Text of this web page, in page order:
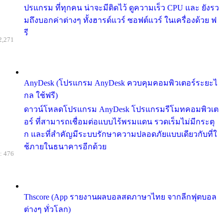
ปรแกรม ที่ทุกคน น่าจะมีติดไว้ ดูความเร็ว CPU และ ยังรว
มถึงบอกค่าต่างๆ ทั้งฮารด์แวร์ ซอฟต์แวร์ ในเครื่องด้วย ฟ
รี
AnyDesk (โปรแกรม AnyDesk ควบคุมคอมพิวเตอร์ระยะไ
กล ใช้ฟรี)
ดาวน์โหลดโปรแกรม AnyDesk โปรแกรมรีโมทคอมพิวเต
อร์ ที่สามารถเชื่อมต่อแบบไร้พรมแดน รวดเร็มไม่มีกระตุ
ก และที่สำคัญมีระบบรักษาความปลอดภัยแบบเดียวกับที่ใ
ช้ภายในธนาคารอีกด้วย
Thscore (App รายงานผลบอลสดภาษาไทย จากลีกฟุตบอล
ต่างๆ ทั่วโลก)
476